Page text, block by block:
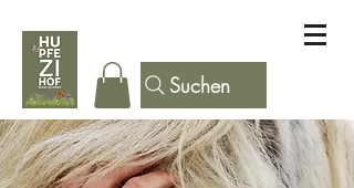
Suchen